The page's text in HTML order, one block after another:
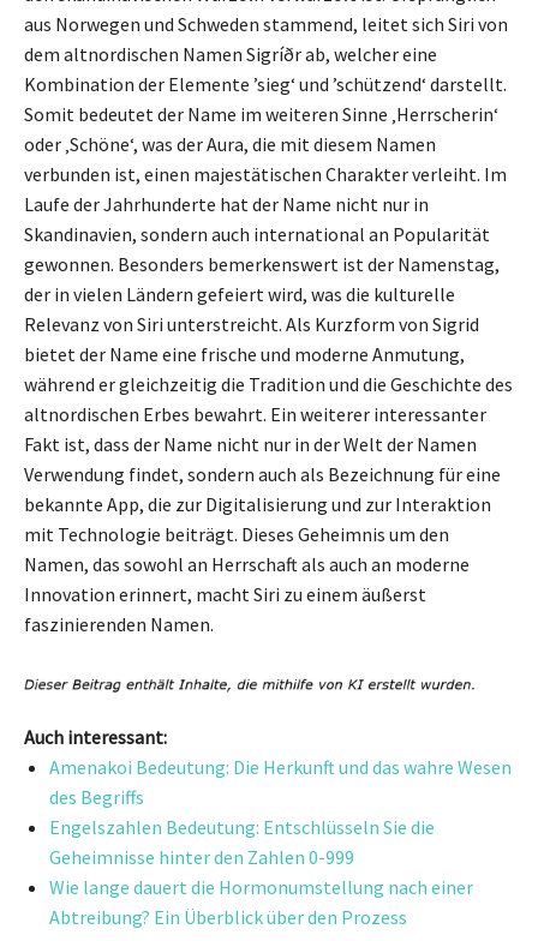
aus Norwegen und Schweden stammend, leitet sich Siri von
dem altnordischen Namen Sigríðr ab, welcher eine
Kombination der Elemente ’sieg‘ und ’schützend‘ darstellt.
Somit bedeutet der Name im weiteren Sinne ‚Herrscherin‘
oder ‚Schöne‘, was der Aura, die mit diesem Namen
verbunden ist, einen majestätischen Charakter verleiht. Im
Laufe der Jahrhunderte hat der Name nicht nur in
Skandinavien, sondern auch international an Popularität
gewonnen. Besonders bemerkenswert ist der Namenstag,
der in vielen Ländern gefeiert wird, was die kulturelle
Relevanz von Siri unterstreicht. Als Kurzform von Sigrid
bietet der Name eine frische und moderne Anmutung,
während er gleichzeitig die Tradition und die Geschichte des
altnordischen Erbes bewahrt. Ein weiterer interessanter
Fakt ist, dass der Name nicht nur in der Welt der Namen
Verwendung findet, sondern auch als Bezeichnung für eine
bekannte App, die zur Digitalisierung und zur Interaktion
mit Technologie beiträgt. Dieses Geheimnis um den
Namen, das sowohl an Herrschaft als auch an moderne
Innovation erinnert, macht Siri zu einem äußerst
faszinierenden Namen.
Auch interessant:
Amenakoi Bedeutung: Die Herkunft und das wahre Wesen
des Begriffs
Engelszahlen Bedeutung: Entschlüsseln Sie die
Geheimnisse hinter den Zahlen 0-999
Wie lange dauert die Hormonumstellung nach einer
Abtreibung? Ein Überblick über den Prozess